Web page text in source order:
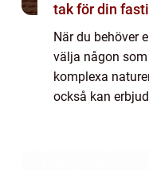
tak för din
När du behöver
välja någon
komplexa
också kan